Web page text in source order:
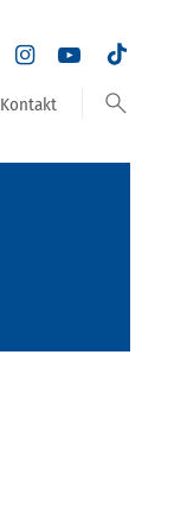
Kontakt search